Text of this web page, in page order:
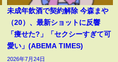
未成年飲酒で契約解除 今森まや
（20）、最新ショットに反響
「痩せた?」「セクシーすぎて可
愛い」(ABEMA TIMES)
2026年7月24日